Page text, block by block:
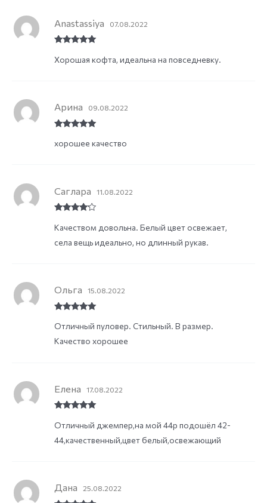
of 5
Anastassiya 07.08.2022
Хорошая кофта, идеальна на повседневку.
of 5
Арина 09.08.2022
хорошее качество
out of 5
Саглара 11.08.2022
Качеством довольна. Белый цвет освежает,
села вещь идеально, но длинный рукав.
of 5
Ольга 15.08.2022
Отличный пуловер. Стильный. В размер.
Качество хорошее
of 5
Елена 17.08.2022
Отличный джемпер,на мой 44р подошёл 42-
44,качественный,цвет белый,освежающий
Дана 25.08.2022